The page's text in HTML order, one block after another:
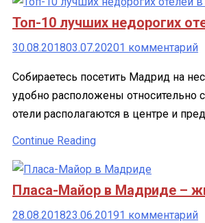
Топ-10 лучших недорогих
30.08.201803.07.20201 комментарийк
Собираетесь посетить Мадрид на
удобно расположены относительно
отели располагаются в центре и
Continue Reading
Пласа-Майор в Мадриде –
28.08.201823.06.20191 комментарийк